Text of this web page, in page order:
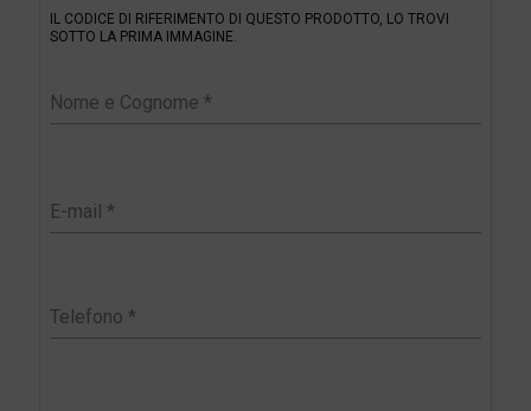
IL CODICE DI RIFERIMENTO DI QUESTO PRODOTTO, LO TROVI
SOTTO LA PRIMA IMMAGINE.